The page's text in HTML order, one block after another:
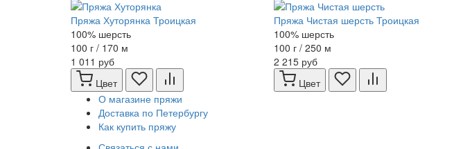
Пряжа Хуторянка Троицкая
100% шерсть
100 г / 170 м
1 011 руб
Цвет
Пряжа Чистая шерсть Троицкая
100% шерсть
100 г / 250 м
2 215 руб
Цвет
О магазине пряжи
Доставка по Петербургу
Как купить пряжу